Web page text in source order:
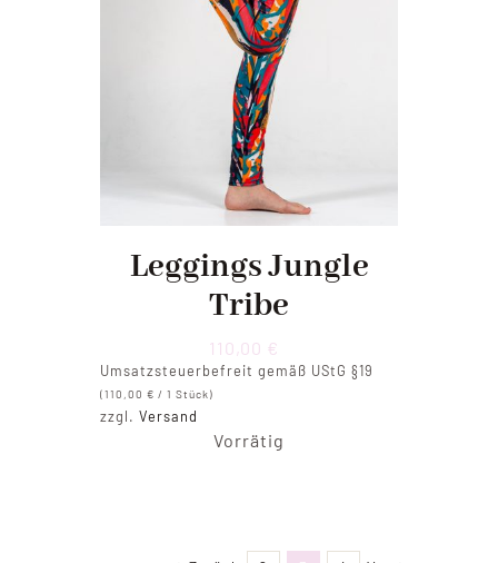
Leggings Jungle
Tribe
110,00 €
Umsatzsteuerbefreit gemäß UStG §19
(110,00€ / 1 Stück)
zzgl.Versand
Vorrätig